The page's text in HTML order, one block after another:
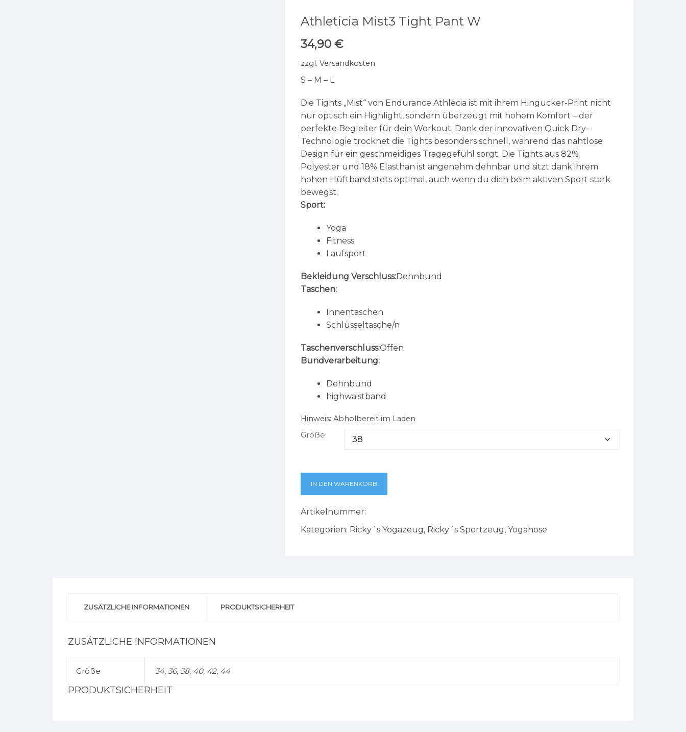
Athleticia Mist3 Tight Pant W
34,90 €
zzgl. Versandkosten
S – M – L
Die Tights „Mist“ von Endurance Athlecia ist mit ihrem Hingucker-Print nicht
nur optisch ein Highlight, sondern überzeugt mit hohem Komfort – der
perfekte Begleiter für dein Workout. Dank der innovativen Quick Dry-
Technologie trocknet die Tights besonders schnell, während das nahtlose
Design für ein geschmeidiges Tragegefühl sorgt. Die Tights aus 82%
Polyester und 18% Elasthan ist angenehm dehnbar und sitzt dank ihrem
hohen Hüftband stets optimal, auch wenn du dich beim aktiven Sport stark
bewegst.
Sport:
Yoga
Fitness
Laufsport
Bekleidung Verschluss:Dehnbund
Taschen:
Innentaschen
Schlüsseltasche/n
Taschenverschluss:Offen
Bundverarbeitung:
Dehnbund
highwaistband
Hinweis: Abholbereit im Laden
Größe
IN DEN WARENKORB
Artikelnummer:
Kategorien: Ricky´s Yogazeug, Ricky´s Sportzeug, Yogahose
ZUSÄTZLICHE INFORMATIONEN PRODUKTSICHERHEIT
ZUSÄTZLICHE INFORMATIONEN
Größe 34, 36, 38, 40, 42, 44
PRODUKTSICHERHEIT